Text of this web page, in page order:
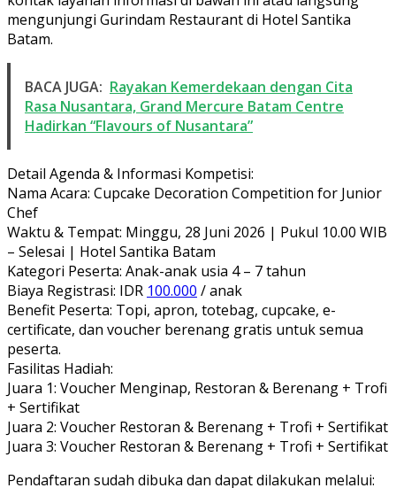
mengunjungi Gurindam Restaurant di Hotel Santika
Batam.
BACA JUGA: Rayakan Kemerdekaan dengan Cita
Rasa Nusantara, Grand Mercure Batam Centre
Hadirkan “Flavours of Nusantara”
Detail Agenda & Informasi Kompetisi:
Nama Acara: Cupcake Decoration Competition for Junior
Chef
Waktu & Tempat: Minggu, 28 Juni 2026 | Pukul 10.00 WIB
– Selesai | Hotel Santika Batam
Kategori Peserta: Anak-anak usia 4 – 7 tahun
Biaya Registrasi: IDR 100.000 / anak
Benefit Peserta: Topi, apron, totebag, cupcake, e-
certificate, dan voucher berenang gratis untuk semua
peserta.
Fasilitas Hadiah:
Juara 1: Voucher Menginap, Restoran & Berenang + Trofi
+ Sertifikat
Juara 2: Voucher Restoran & Berenang + Trofi + Sertifikat
Juara 3: Voucher Restoran & Berenang + Trofi + Sertifikat
Pendaftaran sudah dibuka dan dapat dilakukan melalui: